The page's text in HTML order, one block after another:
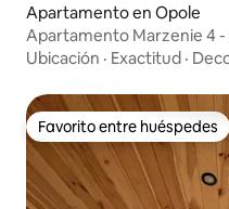
Apartamento en Opole
Apartamento Marzenie 4 -
Ubicación · Exactitud ·
Favorito entre huéspedes
Favorito entre huéspedes